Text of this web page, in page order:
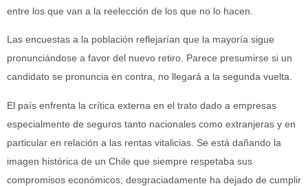
entre los que van a la reelección de los que no lo hacen.
Las encuestas a la población reflejarían que la mayoría sigue
pronunciándose a favor del nuevo retiro. Parece presumirse si un
candidato se pronuncia en contra, no llegará a la segunda vuelta.
El país enfrenta la crítica externa en el trato dado a empresas
especialmente de seguros tanto nacionales como extranjeras y en
particular en relación a las rentas vitalicias. Se está dañando la
imagen histórica de un Chile que siempre respetaba sus
compromisos económicos; desgraciadamente ha dejado de cumplir